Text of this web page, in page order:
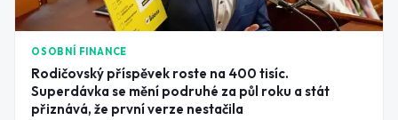
OSOBNÍ FINANCE
Rodičovský příspěvek roste na 400 tisíc.
Superdávka se mění podruhé za půl roku a stát
přiznává, že první verze nestačila